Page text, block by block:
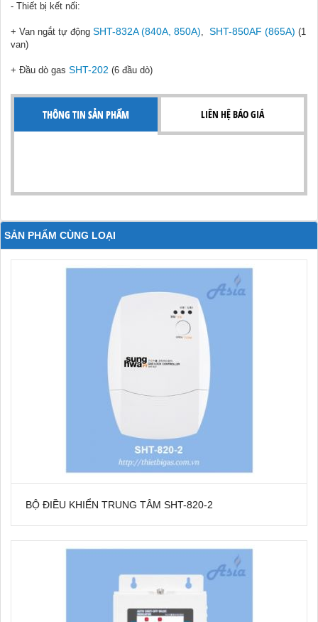
- Thiết bị kết nối:
+ Van ngắt tự độngSHT-832A (840A, 850A),SHT-850AF (865A) (1
van)
+ Đầu dò gasSHT-202 (6 đầu dò)
THÔNG TIN SẢN PHẨM LIÊN HỆ BÁO GIÁ
SẢN PHẨM CÙNG LOẠI
BỘ ĐIỀU KHIỂN TRUNG TÂM SHT-820-2